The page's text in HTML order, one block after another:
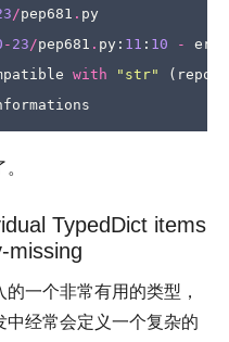
/pep681 . py
- 23/pep681 . py : 11 : 10 -
with "str" (
TypedDict items
missing
一个非常有用的类型，
经常会定义一个复杂的